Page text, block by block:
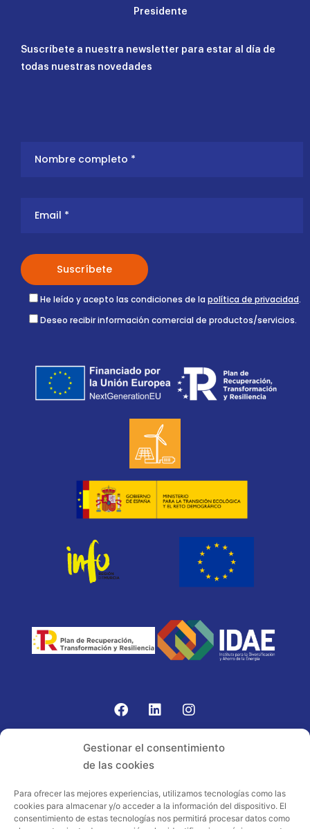
Gestionar el consentimiento
de las cookies
Para ofrecer las mejores experiencias, utilizamos tecnologías como las
cookies para almacenar y/o acceder a la información del dispositivo. El
consentimiento de estas tecnologías nos permitirá procesar datos como
Presidente
Suscríbete a nuestra newsletter para estar al día de
todas nuestras novedades
He leído y acepto las condiciones de la política de privacidad.
Deseo recibir información comercial de productos/servicios.
Proyecto acogido al programa de
incentivos ligados al autoconsumo y